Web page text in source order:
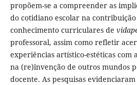
propõem-se a compreender as
do cotidiano escolar na
conhecimento curriculares de
professoral, assim como refletir
experiências artístico-estéticas com
na (re)invenção de outros mundos
docente. As pesquisas